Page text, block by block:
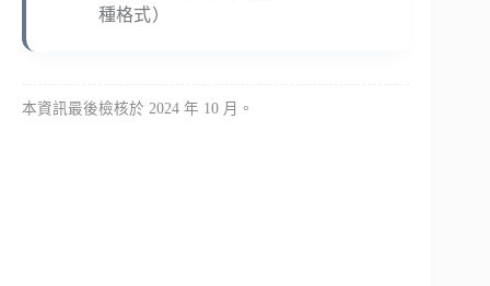
種格式）
本資訊最後檢核於 2024 年 10 月。